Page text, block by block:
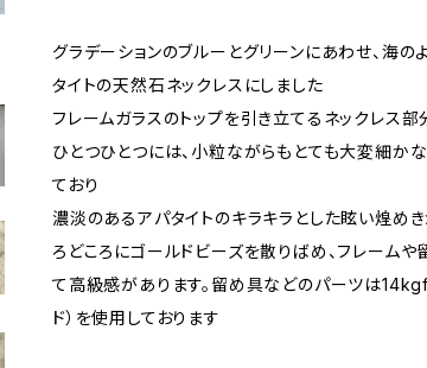
グラデーションのブルーとグリーンにあわせ、海の
タイトの天然石ネックレスにしました
フレームガラスのトップを引き立てるネックレス部
ひとつひとつには、小粒ながらもとても大変細か
ており
濃淡のあるアパタイトのキラキラとした眩い煌めき
ろどころにゴールドビーズを散りばめ、フレームや
て高級感があります。留め具などのパーツは14kgf
ド）を使用しております